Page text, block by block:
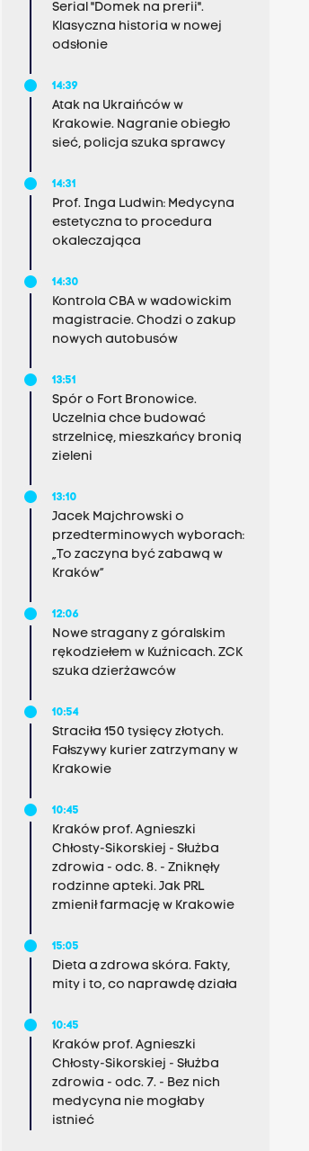
Serial "Domek na prerii".
Klasyczna historia w nowej
odsłonie
14:39
Atak na Ukraińców w
Krakowie. Nagranie obiegło
sieć, policja szuka sprawcy
14:31
Prof. Inga Ludwin: Medycyna
estetyczna to procedura
okaleczająca
14:30
Kontrola CBA w wadowickim
magistracie. Chodzi o zakup
nowych autobusów
13:51
Spór o Fort Bronowice.
Uczelnia chce budować
strzelnicę, mieszkańcy bronią
zieleni
13:10
Jacek Majchrowski o
przedterminowych wyborach:
„To zaczyna być zabawą w
Kraków”
12:06
Nowe stragany z góralskim
rękodziełem w Kuźnicach. ZCK
szuka dzierżawców
10:54
Straciła 150 tysięcy złotych.
Fałszywy kurier zatrzymany w
Krakowie
10:45
Kraków prof. Agnieszki
Chłosty-Sikorskiej - Służba
zdrowia - odc. 8. - Zniknęły
rodzinne apteki. Jak PRL
zmienił farmację w Krakowie
15:05
Dieta a zdrowa skóra. Fakty,
mity i to, co naprawdę działa
10:45
Kraków prof. Agnieszki
Chłosty-Sikorskiej - Służba
zdrowia - odc. 7. - Bez nich
medycyna nie mogłaby
istnieć